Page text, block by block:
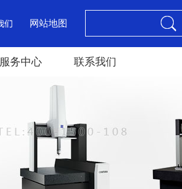
网站地图
服务中心 联系我们